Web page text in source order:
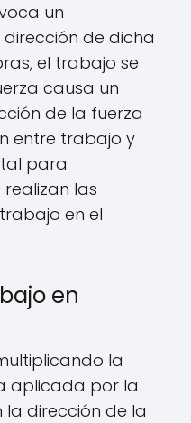
un
de dicha
el trabajo se
causa un
de la fuerza
entre trabajo y
para
las
en el
en
la
aplicada por la
dirección de la